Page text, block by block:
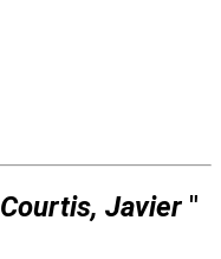
Courtis, Javier "